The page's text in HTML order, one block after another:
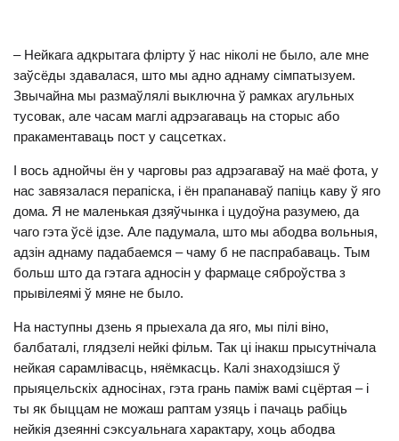
– Нейкага адкрытага флірту ў нас ніколі не было, але мне
заўсёды здавалася, што мы адно аднаму сімпатызуем.
Звычайна мы размаўлялі выключна ў рамках агульных
тусовак, але часам маглі адрэагаваць на сторыс або
пракаментаваць пост у сацсетках.
І вось аднойчы ён у чарговы раз адрэагаваў на маё фота, у
нас завязалася перапіска, і ён прапанаваў папіць каву ў яго
дома. Я не маленькая дзяўчынка і цудоўна разумею, да
чаго гэта ўсё ідзе. Але падумала, што мы абодва вольныя,
адзін аднаму падабаемся – чаму б не паспрабаваць. Тым
больш што да гэтага адносін у фармаце сяброўства з
прывілеямі ў мяне не было.
На наступны дзень я прыехала да яго, мы пілі віно,
балбаталі, глядзелі нейкі фільм. Так ці інакш прысутнічала
нейкая сарамлівасць, няёмкасць. Калі знаходзішся ў
прыяцельскіх адносінах, гэта грань паміж вамі сцёртая – і
ты як быццам не можаш раптам узяць і пачаць рабіць
нейкія дзеянні сэксуальнага характару, хоць абодва